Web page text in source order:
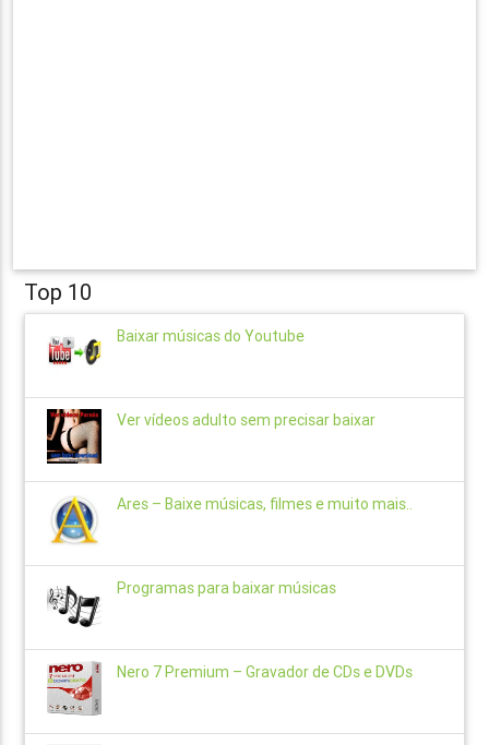
Top 10
Baixar músicas do Youtube
Ver vídeos adulto sem precisar baixar
Ares – Baixe músicas, filmes e muito mais..
Programas para baixar músicas
Nero 7 Premium – Gravador de CDs e DVDs